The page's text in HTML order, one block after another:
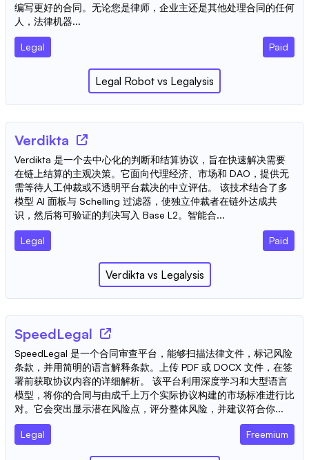
编写更好的合同。无论您是律师，企业主还是其他处理合同的任何
人，法律机器...
Legal Paid
Legal Robot vs Legalysis
Verdikta
Verdikta 是一个去中心化的判断和结算协议，旨在快速解决需要
在链上结算的主观决策。它面向代理经济、市场和 DAO，提供无
需等待人工仲裁或不透明平台裁决的中立评估。 该技术结合了多
模型 AI 面板与 Schelling 过滤器，使独立仲裁者在链外达成共
识，然后将可验证的判决写入 Base L2。智能合...
Legal Paid
Verdikta vs Legalysis
SpeedLegal
SpeedLegal 是一个合同审查平台，能够扫描法律文件，标记风险
条款，并用简明的语言解释条款。上传 PDF 或 DOCX 文件，在签
署前获取协议内容的详细解析。 该平台利用深度学习和大型语言
模型，将你的合同与由成千上万个实际协议构建的市场标准进行比
对。它会突出显示潜在风险点，评分整体风险，并建议符合你...
Legal Freemium